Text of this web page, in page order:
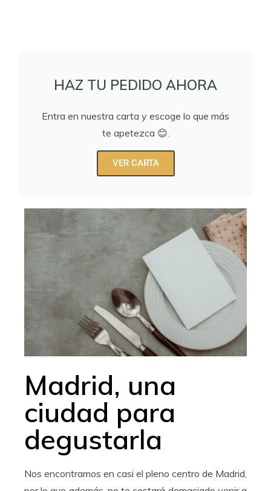
HAZ TU PEDIDO AHORA
Entra en nuestra carta y escoge lo que más
te apetezca 😊.
VER CARTA
Madrid, una
ciudad para
degustarla
Nos encontramos en casi el pleno centro de Madrid,